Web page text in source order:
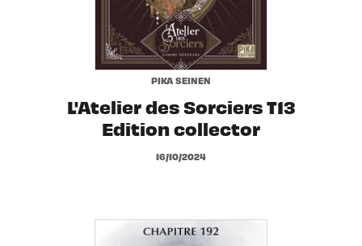
PIKA SEINEN
L'Atelier des Sorciers T13
Edition collector
16/10/2024